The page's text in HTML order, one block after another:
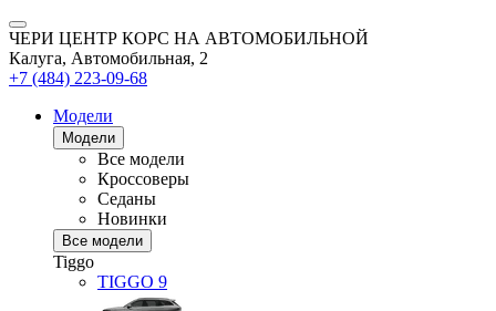
ЧЕРИ ЦЕНТР КОРС НА АВТОМОБИЛЬНОЙ
Калуга, Автомобильная, 2
+7 (484) 223-09-68
Модели
Модели
Все модели
Кроссоверы
Седаны
Новинки
Все модели
Tiggo
TIGGO 9